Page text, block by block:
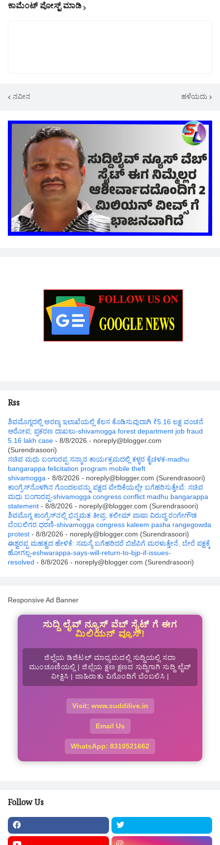
ಕಾಮೆಂಟ್‌‌ ಪೋಸ್ಟ್‌ ಮಾಡಿ
ನವೀನ ಹಳೆಯದು
Rss
ಶಿವಮೊಗ್ಗದಲ್ಲಿ ಅರಣ್ಯ ಇಲಾಖೆಯಲ್ಲಿ ಕೆಲಸ ಕೊಡಿಸುವುದಾಗಿ ₹5.16 ಲಕ್ಷ ವಂಚನೆ
ಆರೋಪ; ಪ್ರಕರಣ ದಾಖಲು-shivamogga forest department job fraud
5.16 lakh case - 8/8/2026 - noreply@blogger.com
(Surendrasoori)
ಸಚಿವ ಮಧು ಬಂಗಾರಪ್ಪ ಸನ್ಮಾನ ಕಾರ್ಯಕ್ರಮದಲ್ಲಿ ಕಳ್ಳರ ಕೈಚಳಕ-madhu
bangarappa felicitation program mobile theft
shivamogga - 8/8/2026 - noreply@blogger.com (Surendrasoori)
ಕಾಂಗ್ರೆಸ್‌ನೊಳಗಿನ ಗೊಂದಲವನ್ನು ಪಕ್ಷದ ವೇದಿಕೆಯಲ್ಲೇ ಬಗೆಹರಿಸುತ್ತೇವೆ: ಸಚಿವ
ಮಧು ಬಂಗಾರಪ್ಪ-shivamogga congress conflict madhu bangarappa
statement - 8/8/2026 - noreply@blogger.com (Surendrasoori)
ಶಿವಮೊಗ್ಗ ಕಾಂಗ್ರೆಸ್‌ನಲ್ಲಿ ಭಿನ್ನಮತ ತೀವ್ರ: ಕಲೀಮ್ ಪಾಷಾ ವಿರುದ್ಧ ರಂಗೇಗೌಡ
ಬೆಂಬಲಿಗರ ಧರಣಿ-shivamogga congress kaleem pasha rangegowda
protest - 8/8/2026 - noreply@blogger.com (Surendrasoori)
ಈಶ್ವರಪ್ಪ ಮಹತ್ವದ ಹೇಳಿಕೆ: ಸಮಸ್ಯೆ ಬಗೆಹರಿದರೆ ಬಿಜೆಪಿಗೆ ಮರಳುತ್ತೇನೆ, ಬೇರೆ ಪಕ್ಷಕ್ಕೆ
ಹೋಗಲ್ಲ-eshwarappa-says-will-return-to-bjp-if-issues-
resolved - 8/8/2026 - noreply@blogger.com (Surendrasoori)
Responsive Ad Banner
ಸುದ್ದಿ ಲೈವ್ ನ್ಯೂಸ್ ವೆಬ್ ಸೈಟ್ ಗೆ ಈಗ
ಮಿಲಿಯನ್ ವ್ಯೂಸ್!
ಜಿಲ್ಲೆಯ ಡಿಜಿಟಲ್ ಮಾಧ್ಯಮದಲ್ಲಿ ಸುದ್ದಿಯಲ್ಲಿ ಸದಾ
ಮುಂಚೂಣಿಯಲ್ಲಿ | ಜಿಲ್ಲೆಯ ಕ್ಷಣ ಕ್ಷಣದ ಸುದ್ದಿಗಾಗಿ ಸುದ್ದಿ ಲೈವ್
ವೀಕ್ಷಿಸಿ | ಜಾಹಿರಾತು ವಿನೊಂದಿಗೆ ಬೆಂಬಲಿಸಿ |
Visit: www.suddilive.in
Email Us
WhatsApp: 8310521662
Follow Us